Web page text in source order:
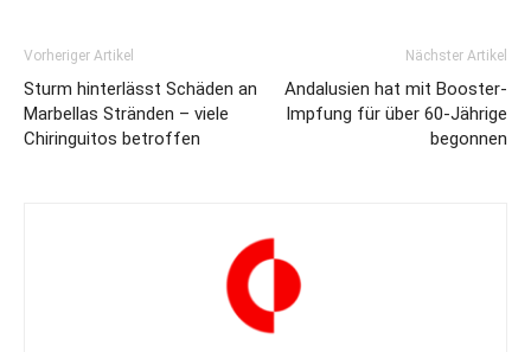
Vorheriger Artikel
Sturm hinterlässt Schäden an
Marbellas Stränden – viele
Chiringuitos betroffen
Nächster Artikel
Andalusien hat mit Booster-
Impfung für über 60-Jährige
begonnen